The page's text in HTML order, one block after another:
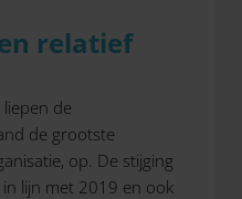
relatief
de
de grootste
op. De stijging
lijn met 2019 en ook